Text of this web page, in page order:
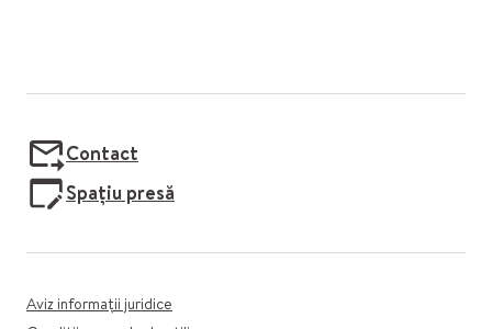
Contact
Spațiu presă
Aviz informații juridice